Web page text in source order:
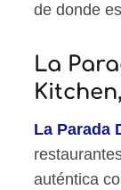
de donde
La
La Parada
auténtica